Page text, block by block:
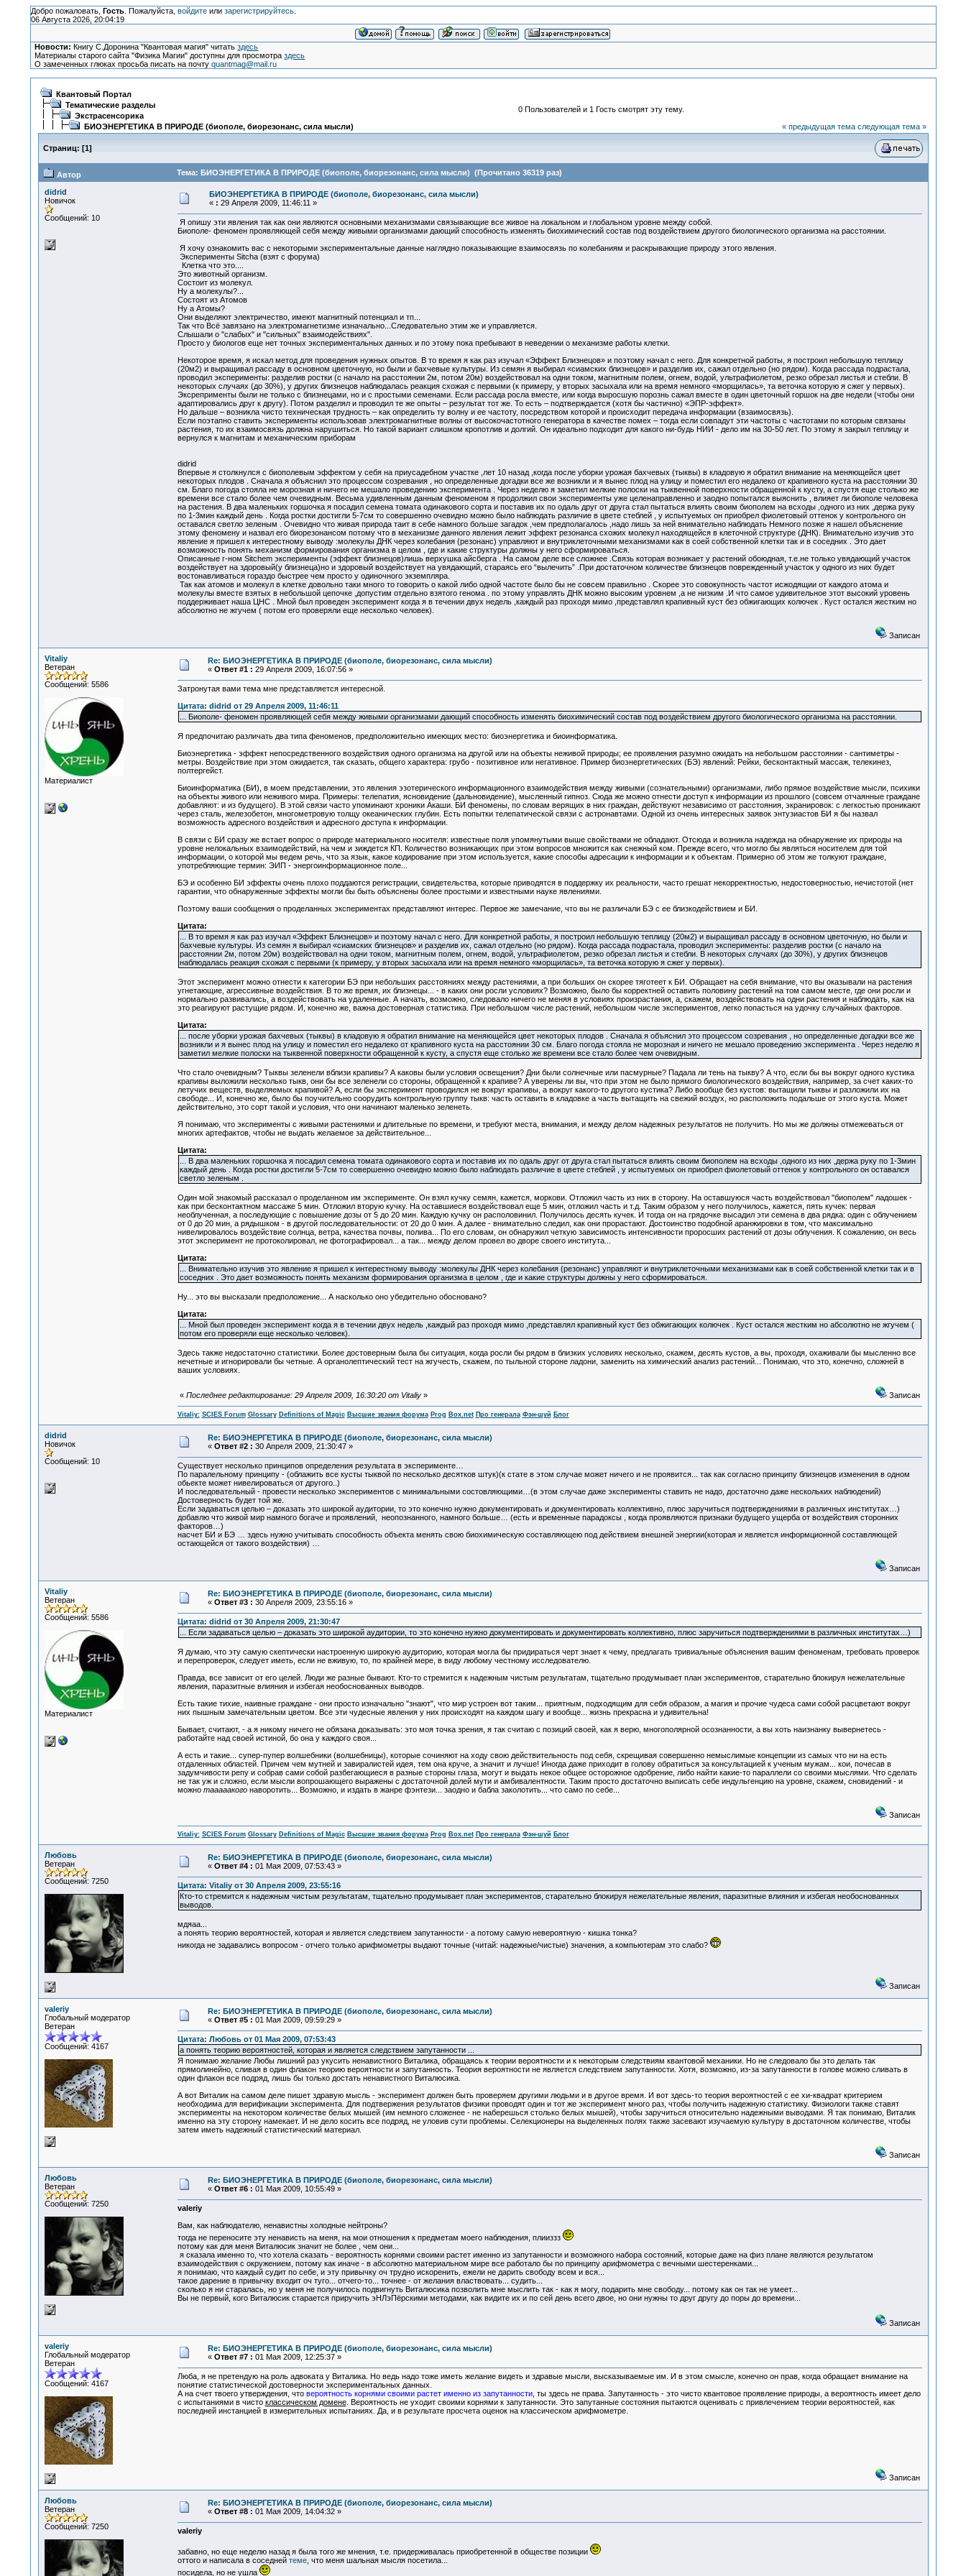
Добро пожаловать, Гость. Пожалуйста, войдитеили зарегистрируйтесь.
06 Августа 2026, 20:04:19
Новости: Книгу С.Доронина "Квантовая магия" читатьздесь
Материалы старого сайта "Физика Магии" доступны для просмотраздесь
О замеченных глюках просьба писать на почтуquantmag@mail.ru
Квантовый Портал
Тематические разделы
Экстрасенсорика
БИОЭНЕРГЕТИКА В ПРИРОДЕ (биополе, биорезонанс, сила мысли)
0 Пользователей и 1 Гость смотрят эту тему.
« предыдущая тема следующая тема »
Страниц: [1]
Автор Тема: БИОЭНЕРГЕТИКА В ПРИРОДЕ (биополе, биорезонанс, сила мысли) (Прочитано 36319 раз)
didrid
Новичок
Сообщений: 10
БИОЭНЕРГЕТИКА В ПРИРОДЕ (биополе, биорезонанс, сила мысли)
« : 29 Апреля 2009, 11:46:11 »
Я опишу эти явления так как они являются основными механизмами связывающие все живое на локальном и глобальном уровне между собой.
Биополе- феномен проявляющей себя между живыми организмами дающий способность изменять биохимический состав под воздействием другого биологического организма на расстоянии.
Я хочу ознакомить вас с некоторыми экспериментальные данные наглядно показывающие взаимосвязь по колебаниям и раскрывающие природу этого явления.
Эксперименты Sitcha (взят с форума)
Клетка что это....
Это животный организм.
Состоит из молекул.
Ну а молекулы?...
Состоят из Атомов
Ну а Атомы?
Они выделяют электричество, имеют магнитный потенциал и тп...
Так что Всё завязано на электромагнетизме изначально...Следовательно этим же и управляется.
Слышали о "слабых" и "сильных" взаимодействиях".
Просто у биологов еще нет точных экспериментальных данных и по этому пока пребывают в неведении о механизме работы клетки.
Некоторое время, я искал метод для проведения нужных опытов. В то время я как раз изучал «Эффект Близнецов» и поэтому начал с него. Для конкретной работы, я построил небольшую теплицу
(20м2) и выращивал рассаду в основном цветочную, но были и бахчевые культуры. Из семян я выбирал «сиамских близнецов» и разделив их, сажал отдельно (но рядом). Когда рассада подрастала,
проводил эксперименты: разделив ростки (с начало на расстоянии 2м, потом 20м) воздействовал на одни током, магнитным полем, огнем, водой, ультрафиолетом, резко обрезал листья и стебли. В
некоторых случаях (до 30%), у других близнецов наблюдалась реакция схожая с первыми (к примеру, у вторых засыхала или на время немного «морщилась», та веточка которую я сжег у первых).
Эксреприменты были не только с близнецами, но и с простыми семенами. Если рассада росла вместе, или когда выросшую порознь сажал вместе в один цветочный горшок на две недели (чтобы они
адаптировались друг к другу). Потом разделял и проводил те же опыты – результат тот же. То есть – подтверждается (хотя бы частично) «ЭПР-эффект».
Но дальше – возникла чисто техническая трудность – как определить ту волну и ее частоту, посредством которой и происходит передача информации (взаимосвязь).
Если поэтапно ставить эксперименты использовав электромагнитные волны от высокочастотного генератора в качестве помех – тогда если совпадут эти частоты с частотами по которым связаны
растения, то их взаимосвязь должна нарушиться. Но такой вариант слишком кропотлив и долгий. Он идеально подходит для какого ни-будь НИИ - дело им на 30-50 лет. По этому я закрыл теплицу и
вернулся к магнитам и механическим приборам
didrid
Впервые я столкнулся с биополевым эффектом у себя на приусадебном участке ,лет 10 назад ,когда после уборки урожая бахчевых (тыквы) в кладовую я обратил внимание на меняющейся цвет
некоторых плодов . Сначала я объяснил это процессом созревания , но определенные догадки все же возникли и я вынес плод на улицу и поместил его недалеко от крапивного куста на расстоянии 30
см. Благо погода стояла не морозная и ничего не мешало проведению эксперимента . Через неделю я заметил мелкие полоски на тыквенной поверхности обращенной к кусту, а спустя еще столько же
времени все стало более чем очевидным. Весьма удивленным данным феноменом я продолжил свои эксперименты уже целенаправленно и заодно попытался выяснить , влияет ли биополе человека
на растения. В два маленьких горшочка я посадил семена томата одинакового сорта и поставив их по одаль друг от друга стал пытаться влиять своим биополем на всходы ,одного из них ,держа руку
по 1-3мин каждый день . Когда ростки достигли 5-7см то совершенно очевидно можно было наблюдать различие в цвете стеблей , у испытуемых он приобрел фиолетовый оттенок у контрольного он
оставался светло зеленым . Очевидно что живая природа таит в себе намного больше загадок ,чем предполагалось ,надо лишь за ней внимательно наблюдать Немного позже я нашел объяснение
этому феномену и назвал его биорезонансом потому что в механизме данного явления лежит эффект резонанса схожих молекул находящейся в клеточной структуре (ДНК). Внимательно изучив это
явление я пришел к интерестному выводу :молекулы ДНК через колебания (резонанс) управляют и внутриклеточными механизмами как в соей собственной клетки так и в соседних . Это дает
возможность понять механизм формирования организма в целом , где и какие структуры должны у него сформироваться.
Описанные г-ном Sitchem эксперименты (эффект близнецов)лишь верхушка айсберга . На самом деле все сложнее .Связь которая возникает у растений обоюдная, т.е.не только увядающий участок
воздействует на здоровый(у близнеца)но и здоровый воздействует на увядающий, стараясь его “вылечить” .При достаточном количестве близнецов поврежденный участок у одного из них будет
востонавливаться гораздо быстрее чем просто у одиночного экземпляра.
Так как атомов и молекул в клетке довольно таки много то говорить о какой либо одной частоте было бы не совсем правильно . Скорее это совокупность частот исжодящии от каждого атома и
молекулы вместе взятых в небольшой цепочке ,допустим отдельно взятого генома . по этому управлять ДНК можно высоким уровнем ,а не низким .И что самое удивительное этот высокий уровень
поддерживает наша ЦНС . Мной был проведен эксперимент когда я в течении двух недель ,каждый раз проходя мимо ,представлял крапивный куст без обжигающих колючек . Куст остался жестким но
абсолютно не жгучем ( потом его проверяли еще несколько человек).
Записан
Vitaliy
Ветеран
Сообщений: 5586
Материалист
Re: БИОЭНЕРГЕТИКА В ПРИРОДЕ (биополе, биорезонанс, сила мысли)
« Ответ #1 : 29 Апреля 2009, 16:07:56 »
Затронутая вами тема мне представляется интересной.
Цитата: didrid от 29 Апреля 2009, 11:46:11
... Биополе- феномен проявляющей себя между живыми организмами дающий способность изменять биохимический состав под воздействием другого биологического организма на расстоянии.
Я предпочитаю различать два типа феноменов, предположительно имеющих место: биоэнергетика и биоинформатика.
Биоэнергетика - эффект непосредственного воздействия одного организма на другой или на объекты неживой природы; ее проявления разумно ожидать на небольшом расстоянии - сантиметры -
метры. Воздействие при этом ожидается, так сказать, общего характера: грубо - позитивное или негативное. Пример биоэнергетических (БЭ) явлений: Рейки, бесконтактный массаж, телекинез,
полтергейст.
Биоинформатика (БИ), в моем представлении, это явления эзотерического информационного взаимодействия между живыми (сознательными) организмами, либо прямое воздействие мысли, психики
на объекты живого или неживого мира. Примеры: телепатия, ясновидение (дальновидение), мысленный гипноз. Сюда же можно отнести доступ к информации из прошлого (совсем отчаянные граждане
добавляют: и из будущего). В этой связи часто упоминают хроники Акаши. БИ феномены, по словам верящих в них граждан, действуют независимо от расстояния, экранировок: с легкостью проникают
через сталь, железобетон, многометровую толщу океанических глубин. Есть попытки телепатической связи с астронавтами. Одной из очень интересных заявок энтузиастов БИ я бы назвал
возможность адресного воздействия и адресного доступа к информации.
В связи с БИ сразу же встает вопрос о природе материального носителя: известные поля упомянутыми выше свойствами не обладают. Отсюда и возникла надежда на обнаружение их природы на
уровне нелокальных взаимодействий, на чем и зиждется КП. Количество возникающих при этом вопросов множится как снежный ком. Прежде всего, что могло бы являться носителем для той
информации, о которой мы ведем речь, что за язык, какое кодирование при этом используется, какие способы адресации к информации и к объектам. Примерно об этом же толкуют граждане,
употребляющие термин: ЭИП - энергоинформационное поле...
БЭ и особенно БИ эффекты очень плохо поддаются регистрации, свидетельства, которые приводятся в поддержку их реальности, часто грешат некорректностью, недостоверностью, нечистотой (нет
гарантии, что обнаруженные эффекты могли бы быть объяснены более простыми и известными науке явлениями.
Поэтому ваши сообщения о проделанных экспериментах представляют интерес. Первое же замечание, что вы не различали БЭ с ее близкодействием и БИ.
Цитата:
... В то время я как раз изучал «Эффект Близнецов» и поэтому начал с него. Для конкретной работы, я построил небольшую теплицу (20м2) и выращивал рассаду в основном цветочную, но были и
бахчевые культуры. Из семян я выбирал «сиамских близнецов» и разделив их, сажал отдельно (но рядом). Когда рассада подрастала, проводил эксперименты: разделив ростки (с начало на
расстоянии 2м, потом 20м) воздействовал на одни током, магнитным полем, огнем, водой, ультрафиолетом, резко обрезал листья и стебли. В некоторых случаях (до 30%), у других близнецов
наблюдалась реакция схожая с первыми (к примеру, у вторых засыхала или на время немного «морщилась», та веточка которую я сжег у первых).
Этот эксперимент можно отнести к категории БЭ при небольших расстояниях между растениями, а при больших он скорее тяготеет к БИ. Обращает на себя внимание, что вы оказывали на растения
угнетающие, агрессивные воздействия. В то же время, их близнецы... - в каких они росли условиях? Возможно, было бы корректней оставить половину растений на том самом месте, где они росли и
нормально развивались, а воздействовать на удаленные. А начать, возможно, следовало ничего не меняя в условиях произрастания, а, скажем, воздействовать на одни растения и наблюдать, как на
это реагируют растущие рядом. И, конечно же, важна достоверная статистика. При небольшом числе растений, небольшом числе экспериментов, легко попасться на удочку случайных факторов.
Цитата:
... после уборки урожая бахчевых (тыквы) в кладовую я обратил внимание на меняющейся цвет некоторых плодов . Сначала я объяснил это процессом созревания , но определенные догадки все же
возникли и я вынес плод на улицу и поместил его недалеко от крапивного куста на расстоянии 30 см. Благо погода стояла не морозная и ничего не мешало проведению эксперимента . Через неделю я
заметил мелкие полоски на тыквенной поверхности обращенной к кусту, а спустя еще столько же времени все стало более чем очевидным.
Что стало очевидным? Тыквы зеленели вблизи крапивы? А каковы были условия освещения? Дни были солнечные или пасмурные? Падала ли тень на тыкву? А что, если бы вы вокруг одного кустика
крапивы выложили несколько тыкв, они бы все зеленели со стороны, обращенной к крапиве? А уверены ли вы, что при этом не было прямого биологического воздействия, например, за счет каких-то
летучих веществ, выделяемых крапивой? А, если бы эксперимент проводился не вокруг крапивы, а вокруг какого-то другого кустика? Либо вообще без кустов: вытащили тыквы и разложили их на
свободе... И, конечно же, было бы поучительно соорудить контрольную группу тыкв: часть оставить в кладовке а часть вытащить на свежий воздух, но расположить подальше от этого куста. Может
действительно, это сорт такой и условия, что они начинают маленько зеленеть.
Я понимаю, что эксперименты с живыми растениями и длительные по времени, и требуют места, внимания, и между делом надежных результатов не получить. Но мы же должны отмежеваться от
многих артефактов, чтобы не выдать желаемое за действительное...
Цитата:
... В два маленьких горшочка я посадил семена томата одинакового сорта и поставив их по одаль друг от друга стал пытаться влиять своим биополем на всходы ,одного из них ,держа руку по 1-3мин
каждый день . Когда ростки достигли 5-7см то совершенно очевидно можно было наблюдать различие в цвете стеблей , у испытуемых он приобрел фиолетовый оттенок у контрольного он оставался
светло зеленым .
Один мой знакомый рассказал о проделанном им эксперименте. Он взял кучку семян, кажется, моркови. Отложил часть из них в сторону. На оставшуюся часть воздействовал "биополем" ладошек -
как при бесконтактном массаже 5 мин. Отложил вторую кучку. На оставшиеся воздействовал еще 5 мин, отложил часть и т.д. Таким образом у него получилось, кажется, пять кучек: первая
необлученная, а последующие с повышение дозы от 5 до 20 мин. Каждую кучку он располовинил. Получилось десять кучек. И тогда он на грядочке высадил эти семена в два рядка: один с облучением
от 0 до 20 мин, а рядышком - в другой последовательности: от 20 до 0 мин. А далее - внимательно следил, как они прорастают. Достоинство подобной аранжировки в том, что максимально
нивелировалось воздействие солнца, ветра, качества почвы, полива... По его словам, он обнаружил четкую зависимость интенсивности проросших растений от дозы облучения. К сожалению, он весь
этот эксперимент не протоколировал, не фотографировал... а так... между делом провел во дворе своего института...
Цитата:
... Внимательно изучив это явление я пришел к интерестному выводу :молекулы ДНК через колебания (резонанс) управляют и внутриклеточными механизмами как в соей собственной клетки так и в
соседних . Это дает возможность понять механизм формирования организма в целом , где и какие структуры должны у него сформироваться.
Ну... это вы высказали предположение... А насколько оно убедительно обосновано?
Цитата:
... Мной был проведен эксперимент когда я в течении двух недель ,каждый раз проходя мимо ,представлял крапивный куст без обжигающих колючек . Куст остался жестким но абсолютно не жгучем (
потом его проверяли еще несколько человек).
Здесь также недостаточно статистики. Более достоверным была бы ситуация, когда росли бы рядом в близких условиях несколько, скажем, десять кустов, а вы, проходя, охаживали бы мысленно все
нечетные и игнорировали бы четные. А органолептический тест на жгучесть, скажем, по тыльной стороне ладони, заменить на химический анализ растений... Понимаю, что это, конечно, сложней в
ваших условиях.
« Последнее редактирование: 29 Апреля 2009, 16:30:20 от Vitaliy» Записан
Vitaliy: SCIES Forum Glossary Definitions of Magic Высшие звания форума Prog Box.net Про генерала Фэн-шуй Блог
didrid
Новичок
Сообщений: 10
Re: БИОЭНЕРГЕТИКА В ПРИРОДЕ (биополе, биорезонанс, сила мысли)
« Ответ #2 : 30 Апреля 2009, 21:30:47 »
Существует несколько принципов определения результата в эксперименте…
По паралельному принципу - (облажить все кусты тыквой по несколько десятков штук)(к стате в этом случае может ничего и не проявится... так как согласно принципу близнецов изменения в одном
обьекте может нивелироваться от другого..)
И последовательный - провести несколько экспериментов с минимальными состовляющими…(в этом случае даже эксперименты ставить не надо, достаточно даже нескольких наблюдений)
Достоверность будет той же.
Если задаваться целью – доказать это широкой аудитории, то это конечно нужно документировать и документировать коллективно, плюс заручиться подтверждениями в различных институтах…)
добавлю что живой мир намного богаче и проявлений, неопознанного, намного больше… (есть и временные парадоксы , когда проявляются признаки будущего ущерба от воздействия сторонних
факторов…)
насчет БИ и БЭ … здесь нужно учитывать способность объекта менять свою биохимическую составляющею под действием внешней энергии(которая и является информционной составляющей
остающейся от такого воздействия) …
Записан
Vitaliy
Ветеран
Сообщений: 5586
Материалист
Re: БИОЭНЕРГЕТИКА В ПРИРОДЕ (биополе, биорезонанс, сила мысли)
« Ответ #3 : 30 Апреля 2009, 23:55:16 »
Цитата: didrid от 30 Апреля 2009, 21:30:47
... Если задаваться целью – доказать это широкой аудитории, то это конечно нужно документировать и документировать коллективно, плюс заручиться подтверждениями в различных институтах…)
Я думаю, что эту самую скептически настроенную широкую аудиторию, которая могла бы придираться черт знает к чему, предлагать тривиальные объяснения вашим феноменам, требовать проверок
и перепроверок, следует иметь, если не вживую, то, по крайней мере, в виду любому честному исследователю.
Правда, все зависит от его целей. Люди же разные бывают. Кто-то стремится к надежным чистым результатам, тщательно продумывает план экспериментов, старательно блокируя нежелательные
явления, паразитные влияния и избегая необоснованных выводов.
Есть такие тихие, наивные граждане - они просто изначально "знают", что мир устроен вот таким... приятным, подходящим для себя образом, а магия и прочие чудеса сами собой расцветают вокруг
них пышным замечательным цветом. Все эти чудесные явления у них происходят на каждом шагу и вообще... жизнь прекрасна и удивительна!
Бывает, считают, - а я никому ничего не обязана доказывать: это моя точка зрения, я так считаю с позиций своей, как я верю, многополярной осознанности, а вы хоть наизнанку вывернетесь -
работайте над своей истиной, бо она у каждого своя...
А есть и такие... супер-пупер волшебники (волшебницы), которые сочиняют на ходу свою действительность под себя, скрещивая совершенно немыслимые концепции из самых что ни на есть
отдаленных областей. Причем чем мутней и завиралистей идея, тем она круче, а значит и лучше! Иногда даже приходит в голову обратиться за консультацией к ученым мужам... кои, почесав в
задумчивости репу и собрав сами собой разбегающиеся в разные стороны глаза, могут и выдать некое общее осторожное одобрение, либо найти какие-то параллели со своими мыслями. Что сделать
не так уж и сложно, если мысли вопрошающего выражены с достаточной долей мути и амбивалентности. Таким просто достаточно выписать себе индульгенцию на уровне, скажем, сновидений - и
можно тааааакогонаворотить... Возможно, и издать в жанре фэнтези... заодно и бабла заколотить... что само по себе...
Записан
Vitaliy: SCIES Forum Glossary Definitions of Magic Высшие звания форума Prog Box.net Про генерала Фэн-шуй Блог
Любовь
Ветеран
Сообщений: 7250
Re: БИОЭНЕРГЕТИКА В ПРИРОДЕ (биополе, биорезонанс, сила мысли)
« Ответ #4 : 01 Мая 2009, 07:53:43 »
Цитата: Vitaliy от 30 Апреля 2009, 23:55:16
Кто-то стремится к надежным чистым результатам, тщательно продумывает план экспериментов, старательно блокируя нежелательные явления, паразитные влияния и избегая необоснованных
выводов.
мдяаа...
а понять теорию вероятностей, которая и является следствием запутанности - а потому самую невероятную - кишка тонка?
никогда не задавались вопросом - отчего только арифмометры выдают точные (читай: надежные/чистые) значения, а компьютерам это слабо?
Записан
valeriy
Глобальный модератор
Ветеран
Сообщений: 4167
Re: БИОЭНЕРГЕТИКА В ПРИРОДЕ (биополе, биорезонанс, сила мысли)
« Ответ #5 : 01 Мая 2009, 09:59:29 »
Цитата: Любовь от 01 Мая 2009, 07:53:43
а понять теорию вероятностей, которая и является следствием запутанности ...
Я понимаю желание Любы лишний раз укусить ненавистного Виталика, обращаясь к теории вероятности и к некоторым следствиям квантовой механики. Но не следовало бы это делать так
прямолинейно, сливая в один флакон теорию вероятности и запутанность. Теория вероятности не является следствием запутанности. Хотя, возможно, из-за запутанности в голове можно сливать в
один флакон все подряд, лишь бы только достать ненавистного Виталюсика.
А вот Виталик на самом деле пишет здравую мысль - эксперимент должен быть проверяем другими людьми и в другое время. И вот здесь-то теория вероятностей с ее хи-квадрат критерием
необходима для верификации эксперимента. Для подтвержения результатов физики проводят один и тот же эксперимент много раз, чтобы получить надежную статистику. Физиологи также ставят
эксперименты на некотором количестве белых мышей (им немного сложенее - не наберешься столько белых мышей), чтобы заручиться относительно надежными выводами. Я так понимаю, Виталик
именно на эту сторону намекает. И не дело косить все подряд, не уловив сути проблемы. Селекционеры на выделенных полях также засевают изучаемую культуру в достаточном количестве, чтобы
затем иметь надежный статистический материал.
Записан
Любовь
Ветеран
Сообщений: 7250
Re: БИОЭНЕРГЕТИКА В ПРИРОДЕ (биополе, биорезонанс, сила мысли)
« Ответ #6 : 01 Мая 2009, 10:55:49 »
valeriy
Вам, как наблюдателю, ненавистны холодные нейтроны?
тогда не переносите эту ненависть на меня, на мои отношения к предметам моего наблюдения, плииззз
потому как для меня Виталюсик значит не более , чем они...
я сказала именно то, что хотела сказать - вероятность корнями своими растет именно из запутанности и возможного набора состояний, которые даже на физ плане являются результатом
взаимодействия с окружением, потому как иначе - в абсолютно материальном мире все работало бы по принципу арифмометра с вечными шестеренками...
я понимаю, что каждый судит по себе, и эту привычку оч трудно искоренить, ежели не дарить свободу всем и вся...
такое дарение в привычку входит оч туго... отчего-то... точнее - от желания властвовать... судить...
сколько я ни старалась, но у меня не получилось подвигнуть Виталюсика позволить мне мыслить так - как я могу, подарить мне свободу... потому как он так не умеет...
Вы не первый, кого Виталюсик старается приручить эНЛэПёрскими методами, как видите их и по сей день всего двое, но они нужны то друг другу до поры до времени...
Записан
valeriy
Глобальный модератор
Ветеран
Сообщений: 4167
Re: БИОЭНЕРГЕТИКА В ПРИРОДЕ (биополе, биорезонанс, сила мысли)
« Ответ #7 : 01 Мая 2009, 12:25:37 »
Люба, я не претендую на роль адвоката у Виталика. Но ведь надо тоже иметь желание видеть и здравые мысли, высказываемые им. И в этом смысле, конечно он прав, когда обращает внимание на
понятие статистической достоверности экспериментальных данных.
А на счет твоего утверждения, что вероятность корнями своими растет именно из запутанности, ты здесь не права. Запутанность - это чисто квантовое проявление природы, а вероятность имеет дело
с испытаниями в чисто классическом домене. Вероятность не уходит своими корнями к запутанности. Это запутанные состояния пытаются оценивать с привлечением теории вероятностей, как
последней инстанцией в измерительных испытаниях. Да, и в результате просчета оценок на классическом арифмометре.
Записан
Любовь
Ветеран
Сообщений: 7250
Re: БИОЭНЕРГЕТИКА В ПРИРОДЕ (биополе, биорезонанс, сила мысли)
« Ответ #8 : 01 Мая 2009, 14:04:32 »
valeriy
забавно, но еще неделю назад я была того же мнения, т.е. придерживалась приобретенной в обществе позиции
оттого и написала в соседней теме, что меня шальная мысля посетила...
посидела, но не ушла